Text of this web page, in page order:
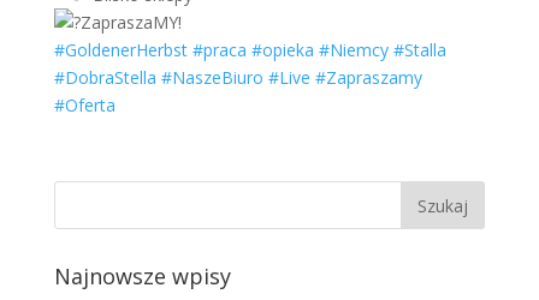
ZapraszaMY!
#GoldenerHerbst #praca #opieka #Niemcy #Stalla
#DobraStella #NaszeBiuro #Live #Zapraszamy
#Oferta
Najnowsze wpisy